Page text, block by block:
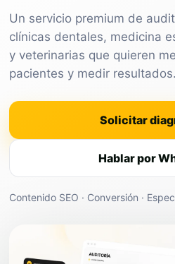
Un servicio premium de
clínicas dentales, medicina
y veterinarias que quieren
pacientes y medir resultados.
Solicitar
Hablar por
Contenido SEO · Conversión ·